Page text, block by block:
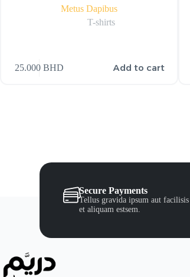
Metus Dapibus
T-shirts
25.000BHD Add to cart
Secure Payments
Tellus gravida ipsum aut facilisis
et aliquam estsem.